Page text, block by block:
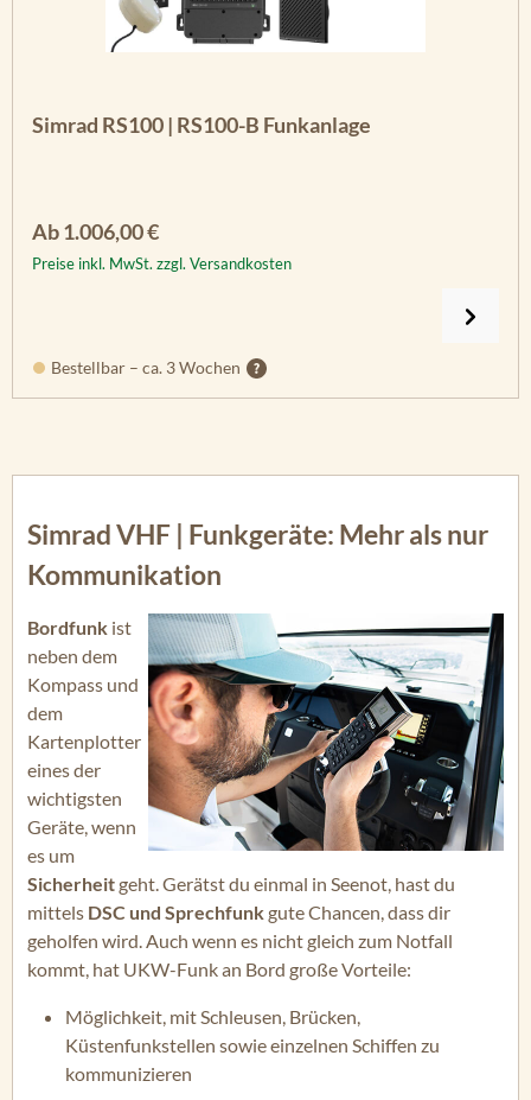
Simrad RS100 | RS100-B Funkanlage
Regulärer Preis:
Ab1.006,00 €
Preise inkl. MwSt. zzgl. Versandkosten
Bestellbar – ca. 3 Wochen
Simrad VHF | Funkgeräte: Mehr als nur
Kommunikation
Bordfunk ist
neben dem
Kompass und
dem
Kartenplotter
eines der
wichtigsten
Geräte, wenn
es um
Sicherheitgeht. Gerätst du einmal in Seenot, hast du
mittels DSC und Sprechfunkgute Chancen, dass dir
geholfen wird. Auch wenn es nicht gleich zum Notfall
kommt, hat UKW-Funk an Bord große Vorteile:
Möglichkeit, mit Schleusen, Brücken,
Küstenfunkstellen sowie einzelnen Schiffen zu
kommunizieren